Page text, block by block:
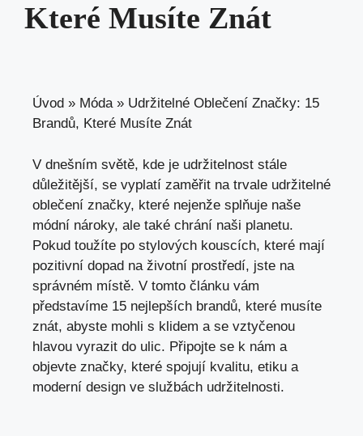
Které Musíte Znát
Úvod » Móda» Udržitelné Oblečení Značky: 15
Brandů, Které Musíte Znát
V dnešním světě, kde je udržitelnost stále
důležitější, se vyplatí zaměřit na trvale udržitelné
oblečení značky, které nejenže splňuje naše
módní nároky, ale také chrání naši planetu.
Pokud toužíte po stylových kouscích, které mají
pozitivní dopad na životní prostředí, jste na
správném místě. V tomto článku vám
představíme 15 nejlepších brandů, které musíte
znát, abyste mohli s klidem a se vztyčenou
hlavou vyrazit do ulic. Připojte se k nám a
objevte značky, které spojují kvalitu, etiku a
moderní design ve službách udržitelnosti.